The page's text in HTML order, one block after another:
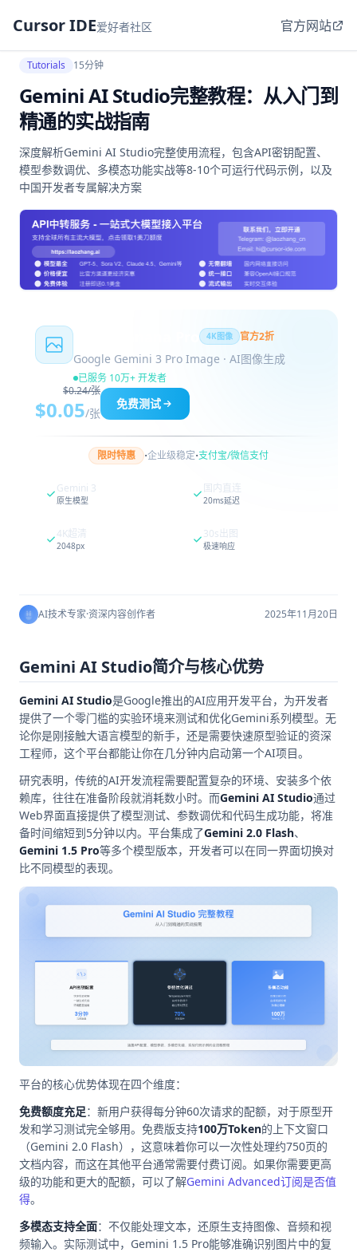
Cursor IDE爱好者社区 官方网站
Tutorials 15分钟
Gemini AI Studio完整教程：从入门到
精通的实战指南
深度解析Gemini AI Studio完整使用流程，包含API密钥配置、
模型参数调优、多模态功能实战等8-10个可运行代码示例，以及
中国开发者专属解决方案
4K图像 官方2折
Google Gemini 3 Pro Image · AI图像生成
已服务 10万+ 开发者
$0.24/张
$0.05/张
免费测试
限时特惠 ·企业级稳定·支付宝/微信支付
Gemini 3
原生模型
国内直连
20ms延迟
4K超清
2048px
30s出图
极速响应
AI技术专家·资深内容创作者 2025年11月20日
Gemini AI Studio简介与核心优势
Gemini AI Studio是Google推出的AI应用开发平台，为开发者
提供了一个零门槛的实验环境来测试和优化Gemini系列模型。无
论你是刚接触大语言模型的新手，还是需要快速原型验证的资深
工程师，这个平台都能让你在几分钟内启动第一个AI项目。
研究表明，传统的AI开发流程需要配置复杂的环境、安装多个依
赖库，往往在准备阶段就消耗数小时。而Gemini AI Studio通过
Web界面直接提供了模型测试、参数调优和代码生成功能，将准
备时间缩短到5分钟以内。平台集成了Gemini 2.0 Flash、
Gemini 1.5 Pro等多个模型版本，开发者可以在同一界面切换对
比不同模型的表现。
平台的核心优势体现在四个维度：
免费额度充足：新用户获得每分钟60次请求的配额，对于原型开
发和学习测试完全够用。免费版支持100万Token的上下文窗口
（Gemini 2.0 Flash），这意味着你可以一次性处理约750页的
文档内容，而这在其他平台通常需要付费订阅。如果你需要更高
级的功能和更大的配额，可以了解Gemini Advanced订阅是否值
得。
多模态支持全面：不仅能处理文本，还原生支持图像、音频和视
频输入。实际测试中，Gemini 1.5 Pro能够准确识别图片中的复